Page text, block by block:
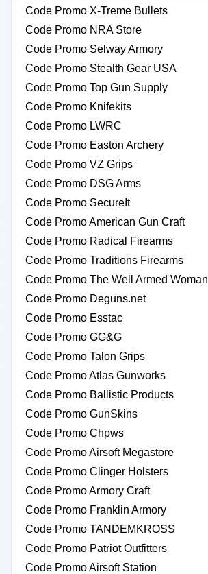
Code Promo X-Treme Bullets
Code Promo NRA Store
Code Promo Selway Armory
Code Promo Stealth Gear USA
Code Promo Top Gun Supply
Code Promo Knifekits
Code Promo LWRC
Code Promo Easton Archery
Code Promo VZ Grips
Code Promo DSG Arms
Code Promo SecureIt
Code Promo American Gun Craft
Code Promo Radical Firearms
Code Promo Traditions Firearms
Code Promo The Well Armed Woman
Code Promo Deguns.net
Code Promo Esstac
Code Promo GG&G
Code Promo Talon Grips
Code Promo Atlas Gunworks
Code Promo Ballistic Products
Code Promo GunSkins
Code Promo Chpws
Code Promo Airsoft Megastore
Code Promo Clinger Holsters
Code Promo Armory Craft
Code Promo Franklin Armory
Code Promo TANDEMKROSS
Code Promo Patriot Outfitters
Code Promo Airsoft Station